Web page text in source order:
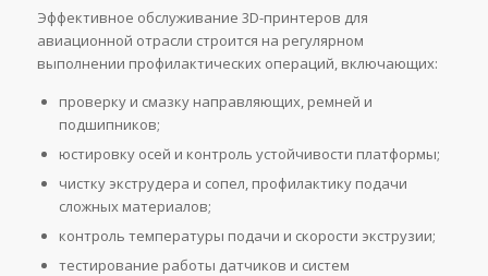
Эффективное обслуживание 3D-принтеров для
авиационной отрасли строится на регулярном
выполнении профилактических операций, включающих:
проверку и смазку направляющих, ремней и
подшипников;
юстировку осей и контроль устойчивости платформы;
чистку экструдера и сопел, профилактику подачи
сложных материалов;
контроль температуры подачи и скорости экструзии;
тестирование работы датчиков и систем